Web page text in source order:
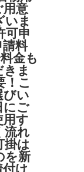
用意
いま
可申
料
金も
ま
！こ
びい
にご
用す
流れ
掛は
を新
け